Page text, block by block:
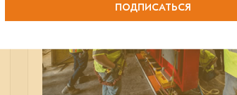
ПОДПИСАТЬСЯ